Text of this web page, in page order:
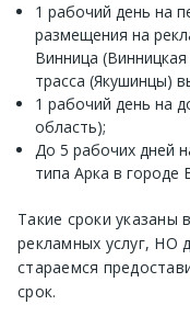
1 рабочий день на
размещения на
Винница
трасса (Якушинцы)
1 рабочий день на
область);
До 5 рабочих дней
типа Арка в городе
Такие сроки указаны
рекламных услуг, НО
стараемся
срок.